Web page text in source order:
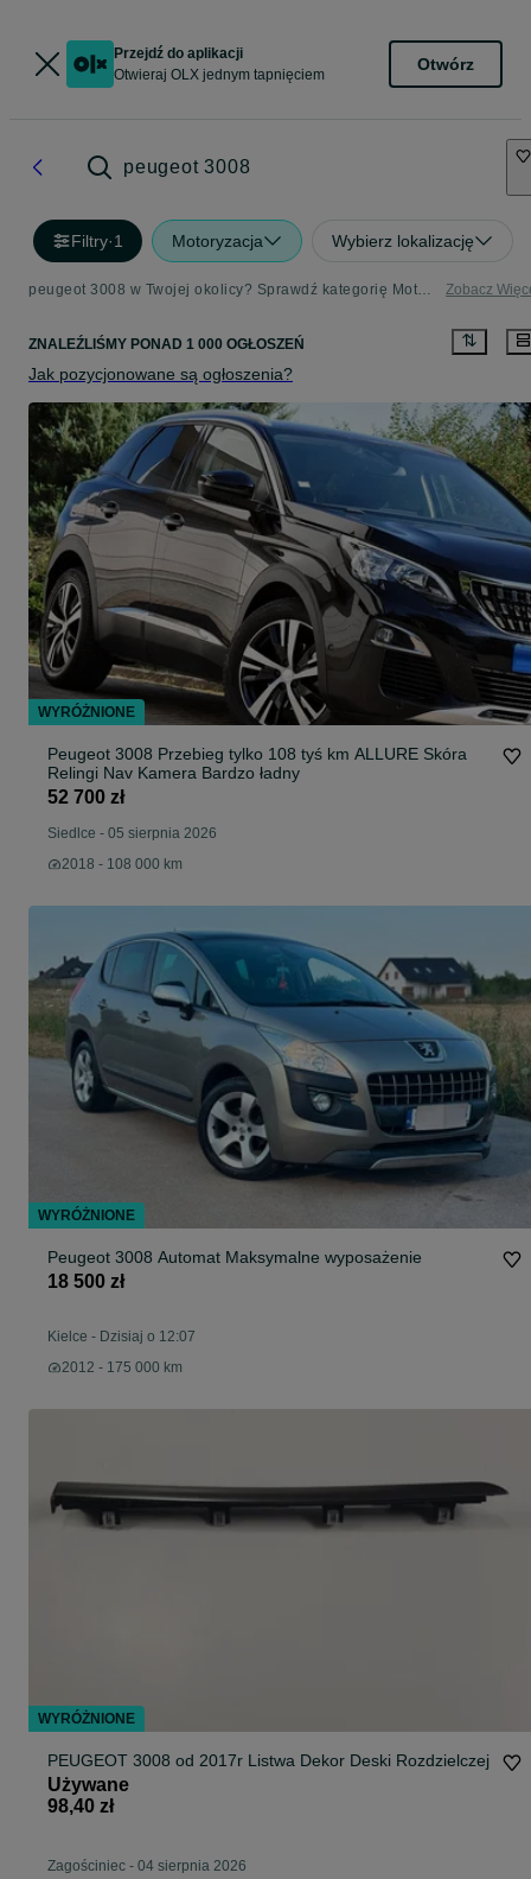
Przejdź do aplikacji
Otwieraj OLX jednym tapnięciem
Otwórz
peugeot 3008
Filtry·1 Motoryzacja Wybierz lokalizację
peugeot 3008 w Twojej okolicy? Sprawdź kategorię Motoryzacja - Strona 2 Zobacz
ZNALEŹLIŚMY PONAD 1 000 OGŁOSZEŃ
Jak pozycjonowane są ogłoszenia?
Peugeot 3008 Przebieg tylko 108 tyś km ALLURE Skóra
Relingi Nav Kamera Bardzo ładny
52 700 zł
Siedlce - 05 sierpnia 2026
2018 - 108 000 km
Peugeot 3008 Automat Maksymalne wyposażenie
18 500 zł
Kielce - Dzisiaj o 12:07
2012 - 175 000 km
PEUGEOT 3008 od 2017r Listwa Dekor Deski Rozdzielczej
Używane
98,40 zł
Zagościniec - 04 sierpnia 2026
WYRÓŻNIONE
WYRÓŻNIONE
WYRÓŻNIONE